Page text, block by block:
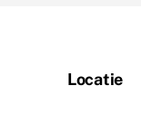
Locatie